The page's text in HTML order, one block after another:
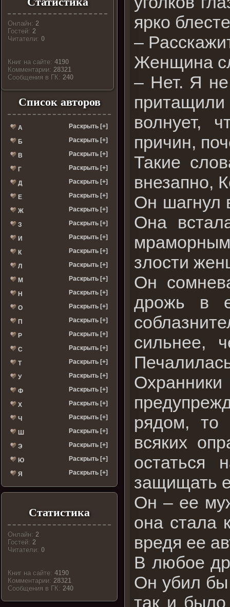
Онлайн:2
Гостей:2
Читатели:0
Книг на сайте:4190
Комментарии:28321
Cообщения в ГК:240
Список авторов
А Раскрыть [+]
Б Раскрыть [+]
В Раскрыть [+]
Г Раскрыть [+]
Д Раскрыть [+]
Е Раскрыть [+]
Ж Раскрыть [+]
З Раскрыть [+]
И Раскрыть [+]
К Раскрыть [+]
Л Раскрыть [+]
М Раскрыть [+]
Н Раскрыть [+]
О Раскрыть [+]
П Раскрыть [+]
Р Раскрыть [+]
С Раскрыть [+]
Т Раскрыть [+]
У Раскрыть [+]
Ф Раскрыть [+]
Х Раскрыть [+]
Ч Раскрыть [+]
Ш Раскрыть [+]
Э Раскрыть [+]
Ю Раскрыть [+]
Я Раскрыть [+]
Статистика
Онлайн:2
Гостей:2
Читатели:0
Книг на сайте:4190
Комментарии:28321
Cообщения в ГК:240
ярко
–
Женщина
– Нет. Я не
волнует,
причин,
Такие
внезапно,
Он шагнул
Она
злости
Он
дрожь в
сильнее,
рядом, то
всяких
защищать
Он – ее
она стала
вредя ее
В любое
Он убил бы
так и